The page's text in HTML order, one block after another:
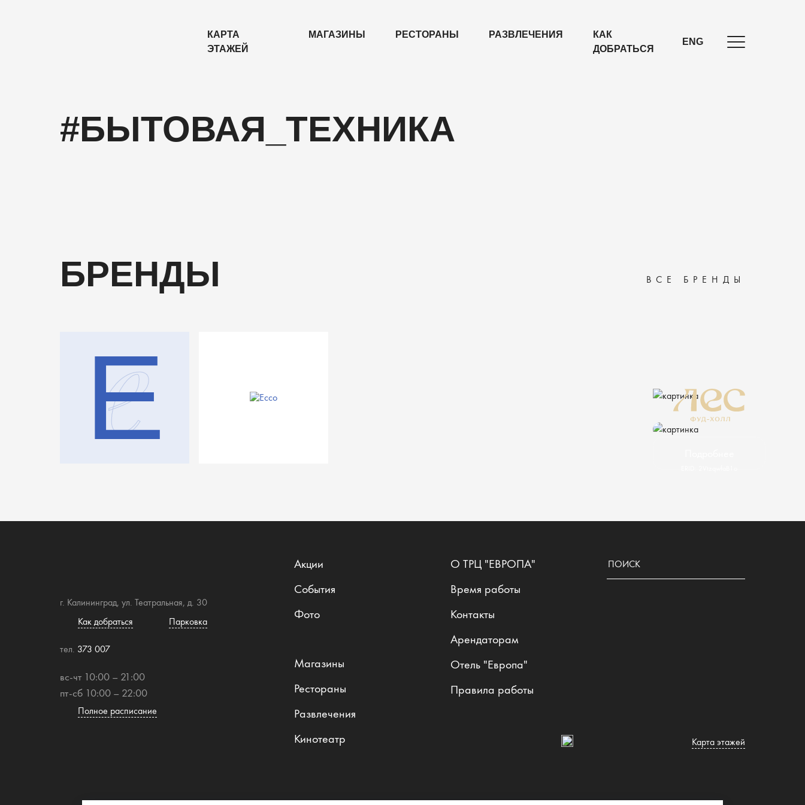
КАРТА
ЭТАЖЕЙ
МАГАЗИНЫ РЕСТОРАНЫ РАЗВЛЕЧЕНИЯ
КАК
ДОБРАТЬСЯ
ENG
#БЫТОВАЯ_ТЕХНИКА
БРЕНДЫ ВСЕ БРЕНДЫ
E
e
г. Калининград, ул. Театральная, д. 30
Как добраться
Парковка
тел. 373 007
вс-чт 10:00 – 21:00
пт-сб 10:00 – 22:00
Полное расписание
Акции
События
Фото
Магазины
Рестораны
Развлечения
Кинотеатр
О ТРЦ "ЕВРОПА"
Время работы
Контакты
Арендаторам
Отель "Европа"
Правила работы
Карта этажей